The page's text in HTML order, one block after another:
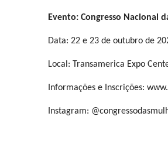
Evento: Congresso Nacional
Data: 22 e 23 de outubro de
Local: Transamerica Expo
Informações e Inscrições:
Instagram: